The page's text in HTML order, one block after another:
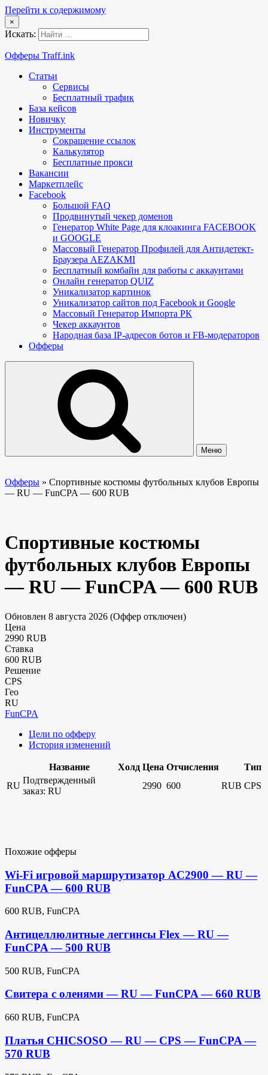
Перейти к содержимому
×
Искать:
Офферы Traff.ink
Статьи
Сервисы
Бесплатный трафик
База кейсов
Новичку
Инструменты
Сокращение ссылок
Калькулятор
Бесплатные прокси
Вакансии
Маркетплейс
Facebook
Большой FAQ
Продвинутый чекер доменов
Генератор White Page для клоакинга FACEBOOK
и GOOGLE
Массовый Генератор Профилей для Антидетект-
Браузера AEZAKMI
Бесплатный комбайн для работы с аккаунтами
Онлайн генератор QUIZ
Уникализатор картинок
Уникализатор сайтов под Facebook и Google
Массовый Генератор Импорта РК
Чекер аккаунтов
Народная база IP-адресов ботов и FB-модераторов
Офферы
Меню
Офферы » Спортивные костюмы футбольных клубов Европы
— RU — FunCPA — 600 RUB
Спортивные костюмы
футбольных клубов Европы
— RU — FunCPA — 600 RUB
Обновлен 8 августа 2026 (Оффер отключен)
Цена
2990 RUB
Ставка
600 RUB
Решение
CPS
Гео
RU
FunCPA
Цели по офферу
История изменений
Название Холд Цена Отчисления
Тип
RU
Подтвержденный
заказ: RU
2990 600 RUB CPS
Похожие офферы
Wi-Fi игровой маршрутизатор AC2900 — RU —
FunCPA — 600 RUB
600 RUB, FunCPA
Антицеллюлитные леггинсы Flex — RU —
FunCPA — 500 RUB
500 RUB, FunCPA
Свитера с оленями — RU — FunCPA — 660 RUB
660 RUB, FunCPA
Платья CHICSOSO — RU — CPS — FunCPA —
570 RUB